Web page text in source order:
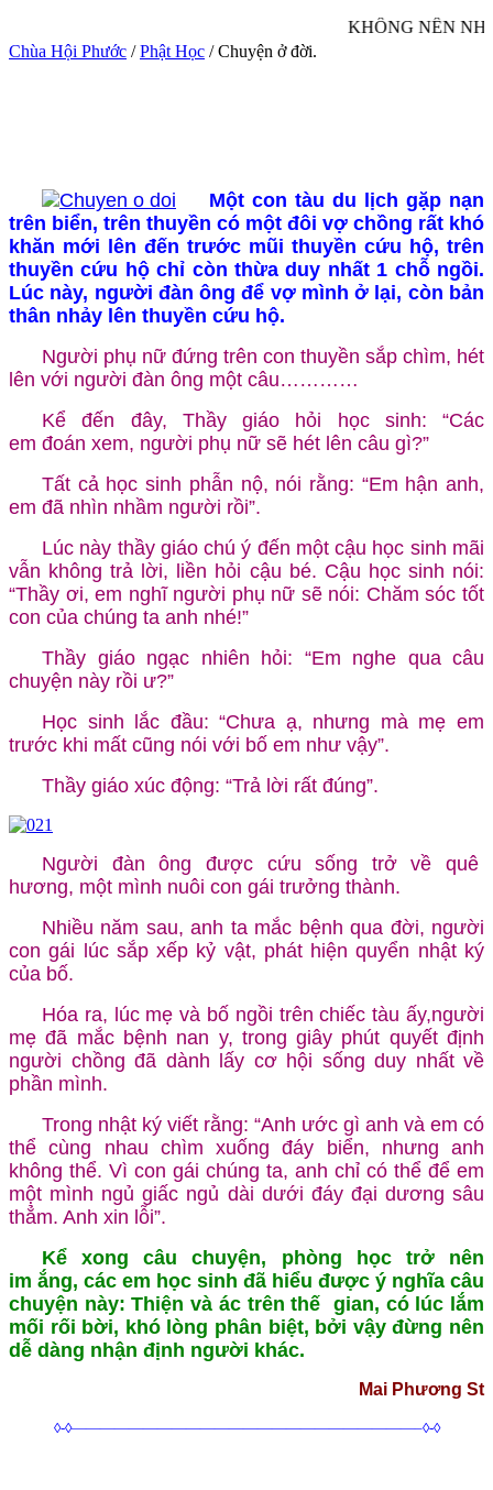
KHÔNG NÊN
Chùa Hội Phước / Phật Học / Chuyện ở đời.
Một con tàu du lịch gặp nạn
trên biển, trên thuyền có một đôi vợ chồng rất khó
khăn mới lên đến trước mũi thuyền cứu hộ, trên
thuyền cứu hộ chỉ còn thừa duy nhất 1 chỗ ngồi.
Lúc này, người đàn ông để vợ mình ở lại, còn bản
thân nhảy lên thuyền cứu hộ.
Người phụ nữ đứng trên con thuyền sắp chìm, hét
lên với người đàn ông một câu…………
Kể đến đây, Thầy giáo hỏi học sinh: “Các
em đoán xem, người phụ nữ sẽ hét lên câu gì?”
Tất cả học sinh phẫn nộ, nói rằng: “Em hận anh,
em đã nhìn nhầm người rồi”.
Lúc này thầy giáo chú ý đến một cậu học sinh mãi
vẫn không trả lời, liền hỏi cậu bé. Cậu học sinh nói:
“Thầy ơi, em nghĩ người phụ nữ sẽ nói: Chăm sóc tốt
con của chúng ta anh nhé!”
Thầy giáo ngạc nhiên hỏi: “Em nghe qua câu
chuyện này rồi ư?”
Học sinh lắc đầu: “Chưa ạ, nhưng mà mẹ em
trước khi mất cũng nói với bố em như vậy”.
Thầy giáo xúc động: “Trả lời rất đúng”.
Người đàn ông được cứu sống trở về quê
hương, một mình nuôi con gái trưởng thành.
Nhiều năm sau, anh ta mắc bệnh qua đời, người
con gái lúc sắp xếp kỷ vật, phát hiện quyển nhật ký
của bố.
Hóa ra, lúc mẹ và bố ngồi trên chiếc tàu ấy,người
mẹ đã mắc bệnh nan y, trong giây phút quyết định
người chồng đã dành lấy cơ hội sống duy nhất về
phần mình.
Trong nhật ký viết rằng: “Anh ước gì anh và em có
thể cùng nhau chìm xuống đáy biển, nhưng anh
không thể. Vì con gái chúng ta, anh chỉ có thể để em
một mình ngủ giấc ngủ dài dưới đáy đại dương sâu
thẳm. Anh xin lỗi”.
Kể xong câu chuyện, phòng học trở nên
im ắng, các em học sinh đã hiểu được ý nghĩa câu
chuyện này: Thiện và ác trên thế gian, có lúc lắm
mối rối bời, khó lòng phân biệt, bởi vậy đừng nên
dễ dàng nhận định người khác.
Mai Phương St
◊-◊————————————————————————–◊-◊